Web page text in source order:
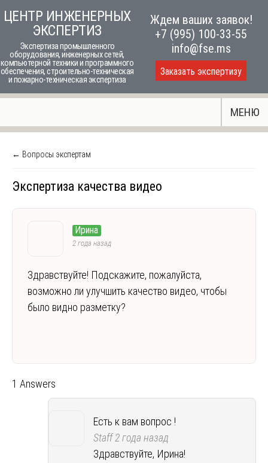
to
content
ЦЕНТР ИНЖЕНЕРНЫХ
ЭКСПЕРТИЗ
Экспертиза промышленного
оборудования, инженерных сетей,
компьютерной техники и программного
обеспечения, строительно-техническая
и пожарно-техническая экспертиза
Ждем ваших заявок!
+7 (995) 100-33-55
info@fse.ms
Заказать экспертизу
МЕНЮ
← Вопросы экспертам
Экспертиза качества видео
Ирина
2 года назад
Здравствуйте! Подскажите, пожалуйста,
возможно ли улучшить качество видео, чтобы
было видно разметку?
1 Answers
Есть к вам вопрос !
Staff2 года назад
Здравствуйте, Ирина!